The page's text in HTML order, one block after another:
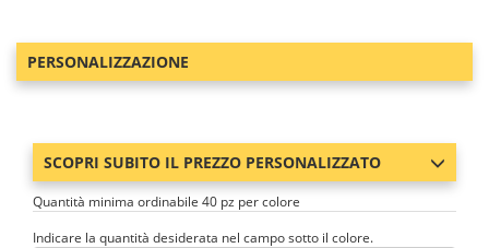
PERSONALIZZAZIONE
SCOPRI SUBITO IL PREZZO PERSONALIZZATO
Quantità minima ordinabile 40 pz per colore
Indicare la quantità desiderata nel campo sotto il colore.